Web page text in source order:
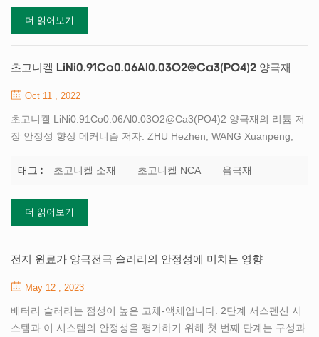
이온 배터리의 양극 재료로 폭넓은 응용 가능성을 보여줍니다. 이 연
구에서는 단일 소스 방법으로 PB 복합 재료를 준비했습니다. 또한
는 영향을 체계적으로 조사하였다. 그 결과 ...
더 읽어보기
초고니켈 LiNi0.91Co0.06Al0.03O2@Ca3(PO4)2 양극재
Oct 11 , 2022
초고니켈 LiNi0.91Co0.06Al0.03O2@Ca3(PO4)2 양극재의 리튬 저
장 안정성 향상 메커니즘 저자: ZHU Hezhen, WANG Xuanpeng,
초고니켈 LiNi0.91Co0.06Al0.03O2@Ca3(PO4)2 음극 재료의 향상
쇄 및 사이클링 중 비가역적인 상 변형으로 인해 사이클링 안정성이
태그 : 초고니켈 소재 초고니켈 NCA 음극재
더 읽어보기
전지 원료가 양극전극 슬러리의 안정성에 미치는 영향
May 12 , 2023
배터리 슬러리는 점성이 높은 고체-액체입니다. 2단계 서스펜션 시
스템과 이 시스템의 안정성을 평가하기 위해 첫 번째 단계는 구성과